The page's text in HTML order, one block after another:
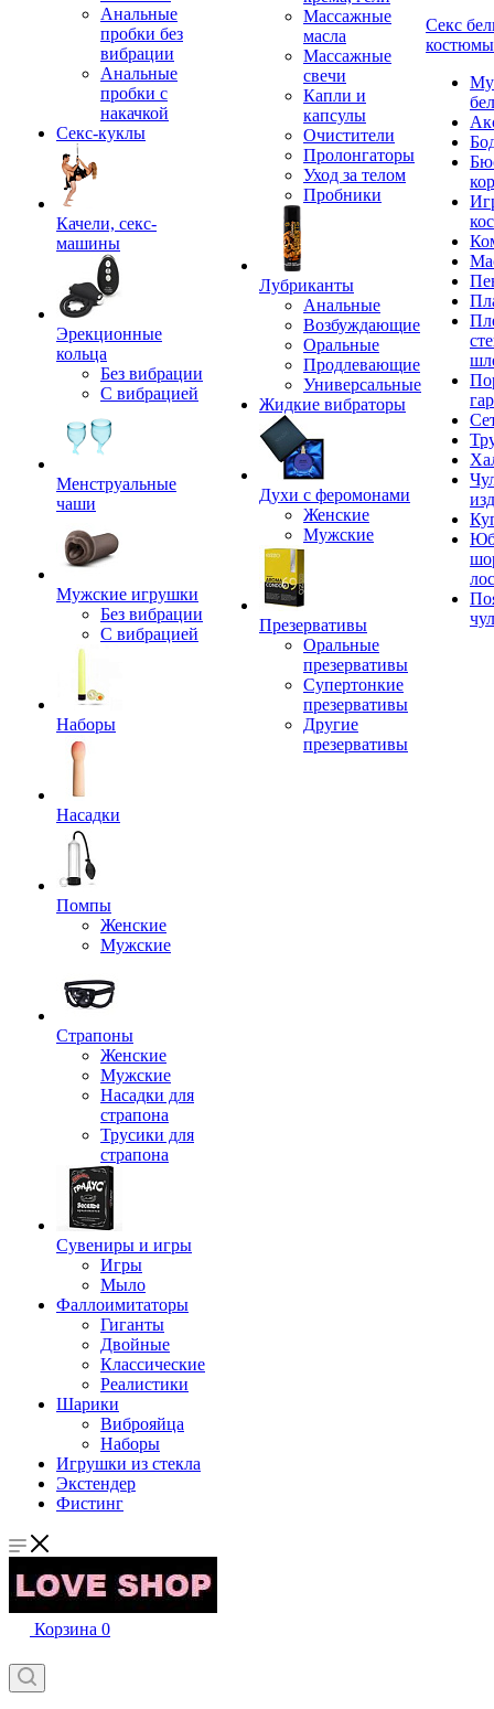
Анальные
пробки без
вибрации
Анальные
пробки с
накачкой
Секс-куклы
Качели, секс-
машины
Эрекционные
кольца
Без вибрации
С вибрацией
Менструальные
чаши
Мужские игрушки
Без вибрации
С вибрацией
Наборы
Насадки
Помпы
Женские
Мужские
Страпоны
Женские
Мужские
Насадки для
страпона
Трусики для
страпона
Сувениры и игры
Игры
Мыло
Фаллоимитаторы
Гиганты
Двойные
Классические
Реалистики
Шарики
Виброяйца
Наборы
Игрушки из стекла
Экстендер
Фистинг
Массажные
масла
Массажные
свечи
Капли и
капсулы
Очистители
Пролонгаторы
Уход за телом
Пробники
Лубриканты
Анальные
Возбуждающие
Оральные
Продлевающие
Универсальные
Жидкие вибраторы
Духи с феромонами
Женские
Мужские
Презервативы
Оральные
презервативы
Супертонкие
презервативы
Другие
презервативы
Секс
костюмы
Корзина 0